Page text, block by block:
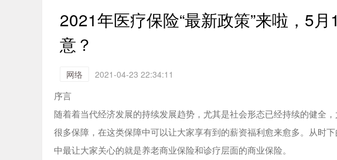
2021年医疗保险“最新政策”来啦，5
意？
网络 2021-04-23 22:34:11
序言
随着着当代经济发展的持续发展趋势，尤其是社会形态已经持续的健全
很多保障，在这类保障中可以让大家享有到的薪资福利愈来愈多。从时
中最让大家关心的就是养老商业保险和诊疗层面的商业保险。